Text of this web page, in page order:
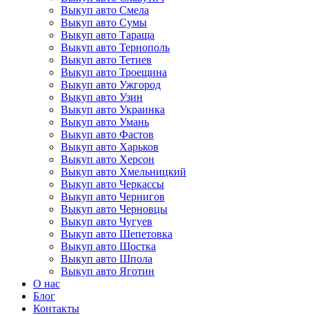
Выкуп авто Смела
Выкуп авто Сумы
Выкуп авто Тараща
Выкуп авто Тернополь
Выкуп авто Тетиев
Выкуп авто Троещина
Выкуп авто Ужгород
Выкуп авто Узин
Выкуп авто Украинка
Выкуп авто Умань
Выкуп авто Фастов
Выкуп авто Харьков
Выкуп авто Херсон
Выкуп авто Хмельницкий
Выкуп авто Черкассы
Выкуп авто Чернигов
Выкуп авто Черновцы
Выкуп авто Чугуев
Выкуп авто Шепетовка
Выкуп авто Шостка
Выкуп авто Шпола
Выкуп авто Яготин
О нас
Блог
Контакты